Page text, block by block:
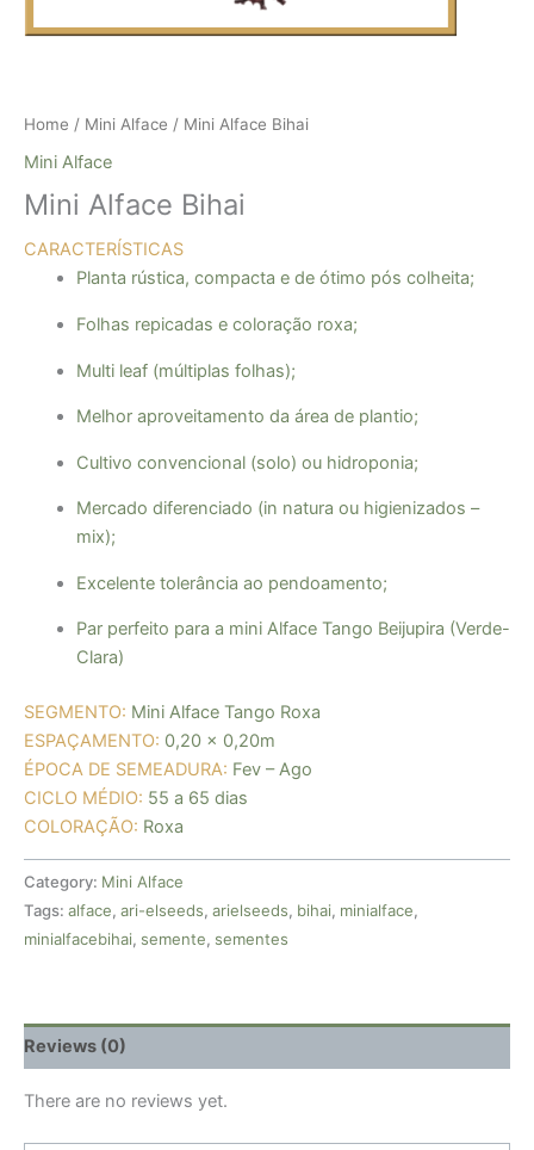
Home / Mini Alface / Mini Alface Bihai
Mini Alface
Mini Alface Bihai
CARACTERÍSTICAS
Planta rústica, compacta e de ótimo pós colheita;
Folhas repicadas e coloração roxa;
Multi leaf (múltiplas folhas);
Melhor aproveitamento da área de plantio;
Cultivo convencional (solo) ou hidroponia;
Mercado diferenciado (in natura ou higienizados –
mix);
Excelente tolerância ao pendoamento;
Par perfeito para a mini Alface Tango Beijupira (Verde-
Clara)
SEGMENTO: Mini Alface Tango Roxa
ESPAÇAMENTO: 0,20 x 0,20m
ÉPOCA DE SEMEADURA: Fev – Ago
CICLO MÉDIO: 55 a 65 dias
COLORAÇÃO: Roxa
Category: Mini Alface
Tags: alface, ari-elseeds, arielseeds, bihai, minialface,
minialfacebihai, semente, sementes
Reviews (0)
There are no reviews yet.